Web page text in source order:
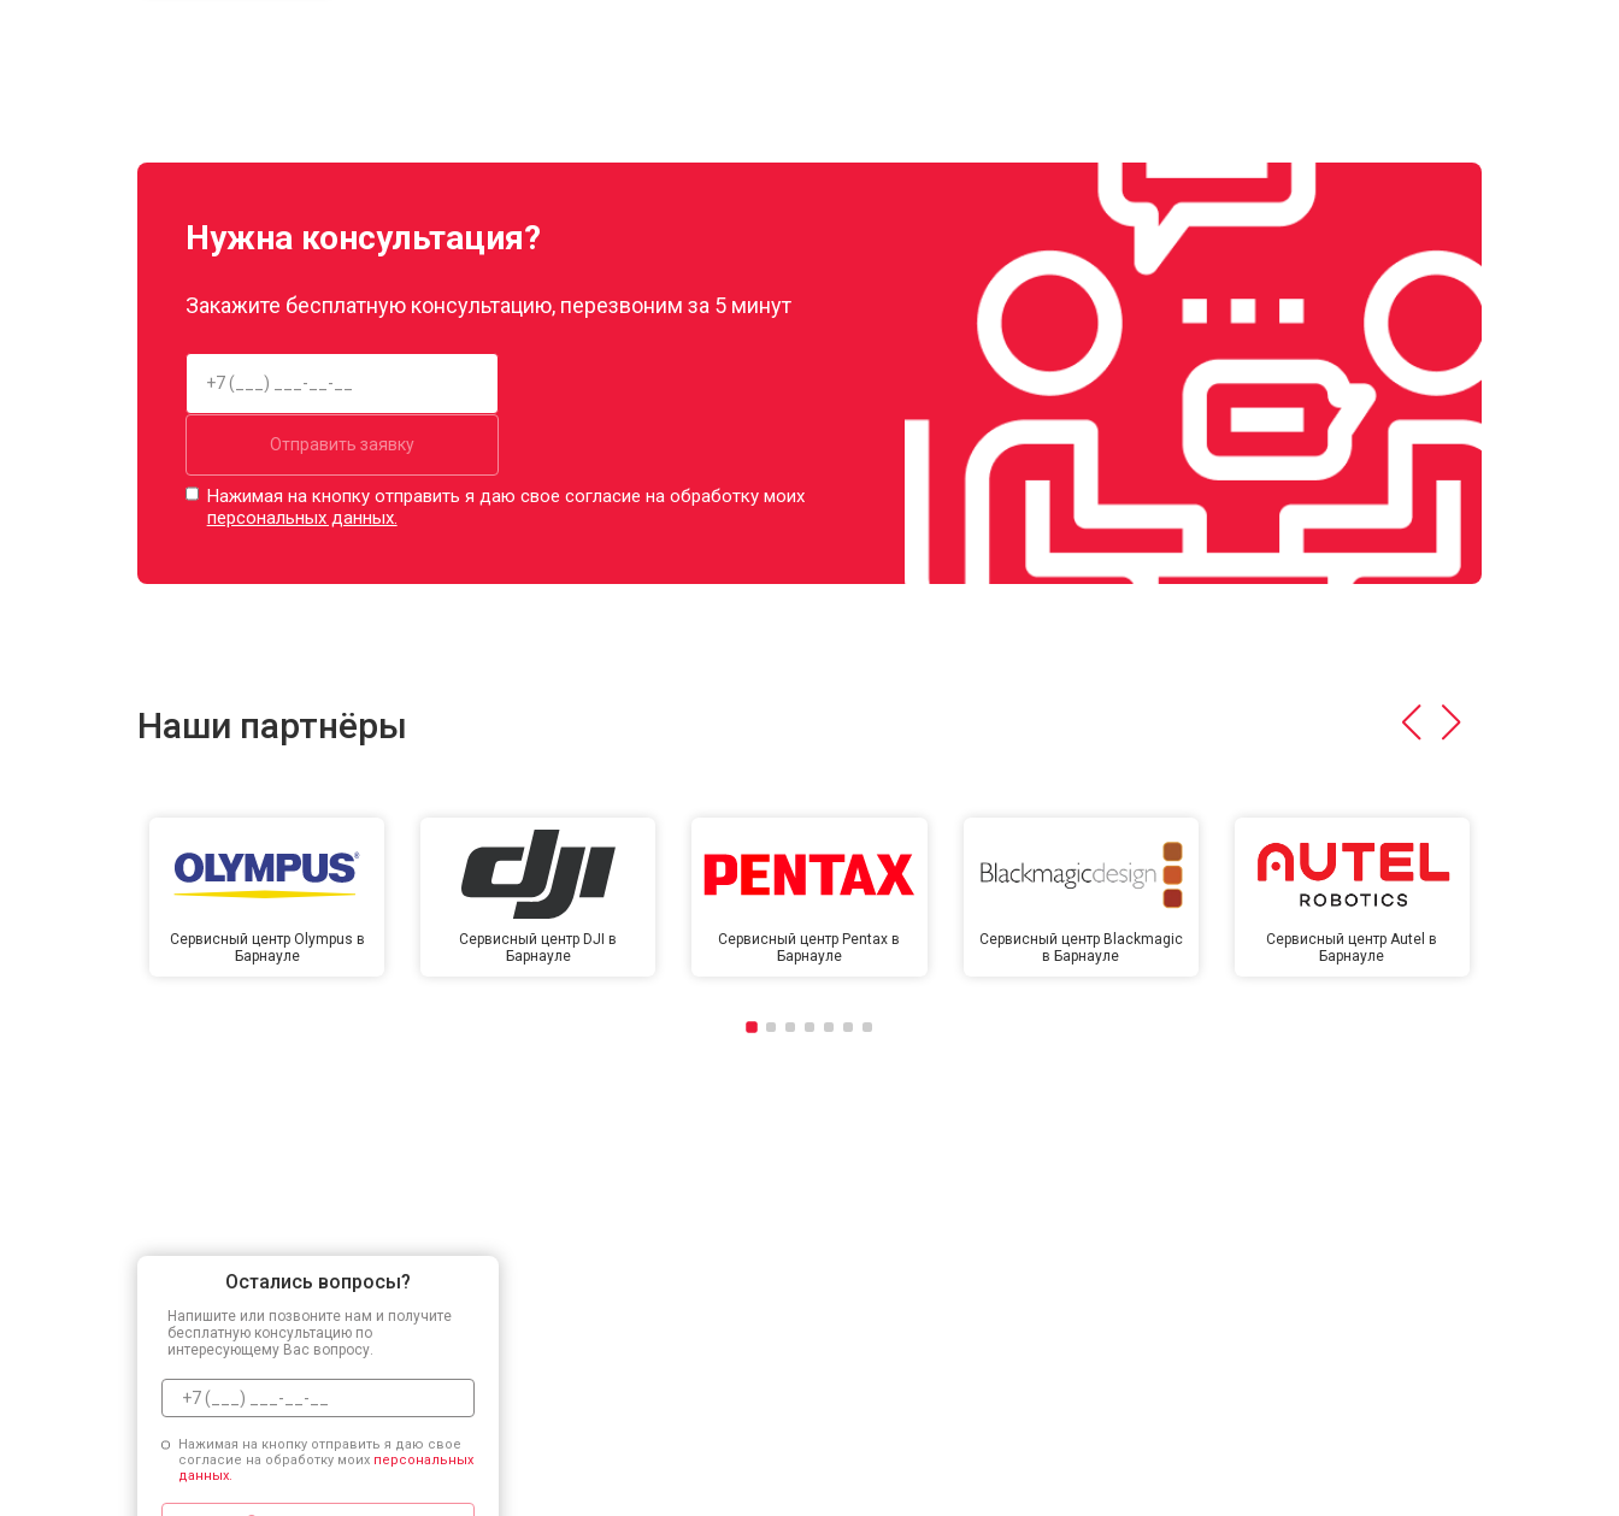
Нужна консультация?
Закажите бесплатную консультацию, перезвоним за 5 минут
Отправить заявку
Нажимая на кнопку отправить я даю свое согласие на обработку моих
персональных данных.
Наши партнёры
Сервисный центр Olympus в
Барнауле
Сервисный центр DJI в
Барнауле
Сервисный центр Pentax в
Барнауле
Сервисный центр Blackmagic
в Барнауле
Сервисный центр Autel в
Барнауле
Остались вопросы?
Напишите или позвоните нам и получите
бесплатную консультацию по
интересующему Вас вопросу.
Нажимая на кнопку отправить я даю свое
согласие на обработку моих персональных
данных.